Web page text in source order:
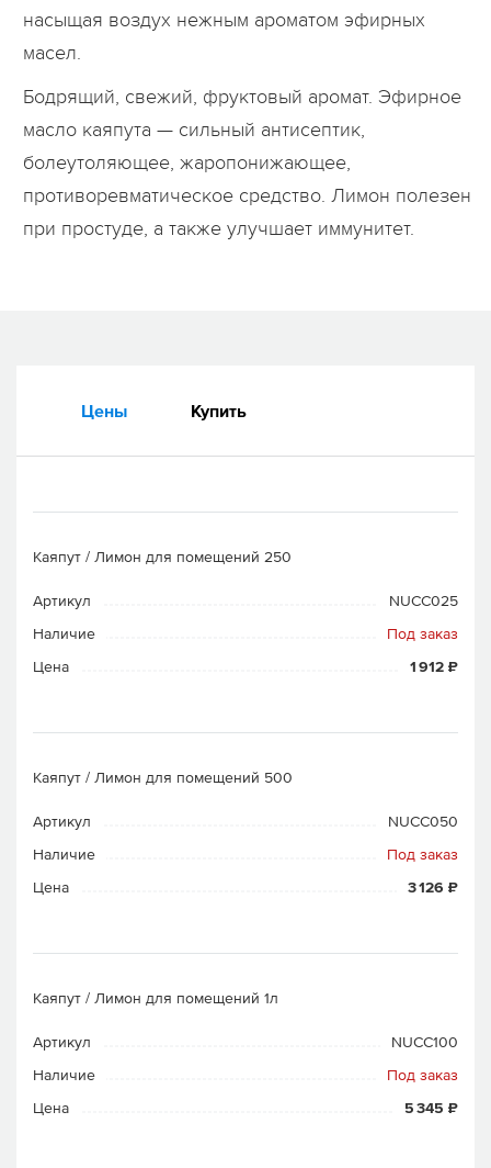
насыщая воздух нежным ароматом эфирных
масел.
Бодрящий, свежий, фруктовый аромат. Эфирное
масло каяпута — сильный антисептик,
болеутоляющее, жаропонижающее,
противоревматическое средство. Лимон полезен
при простуде, а также улучшает иммунитет.
Цены Купить
Каяпут / Лимон для помещений 250
Артикул
NUCC025
Наличие
Под заказ
Цена
1 912 ₽
Каяпут / Лимон для помещений 500
Артикул
NUCC050
Наличие
Под заказ
Цена
3 126 ₽
Каяпут / Лимон для помещений 1л
Артикул
NUCC100
Наличие
Под заказ
Цена
5 345 ₽